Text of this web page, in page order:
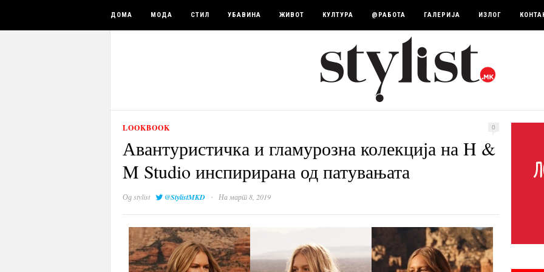
ДОМА МОДА СТИЛ УБАВИНА ЖИВОТ КУЛТУРА @РАБОТА ГАЛЕРИЈА ИЗЛОГ
LOOKBOOK 0
Авантуристичка и гламурозна колекција на H &
M Studio инспирирана од патувањата
Одstylist @StylistMKD · На март 8, 2019